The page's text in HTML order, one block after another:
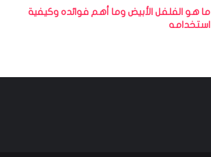
ما هو الفلفل الأبيض وما أهم فوائده وكيفية
استخدامه